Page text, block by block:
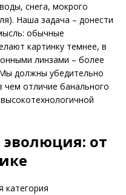
снега, мокрого
Наша задача – донести
обычные
картинку темнее, в
линзами – более
должны убедительно
чем отличие банального
эволюция: от
категория